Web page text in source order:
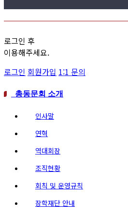
로그인 후
이용해주세요.
로그인 회원가입 1:1 문의
총동문회 소개
인사말
연혁
역대회장
조직현황
회칙 및 운영규칙
장학재단 안내